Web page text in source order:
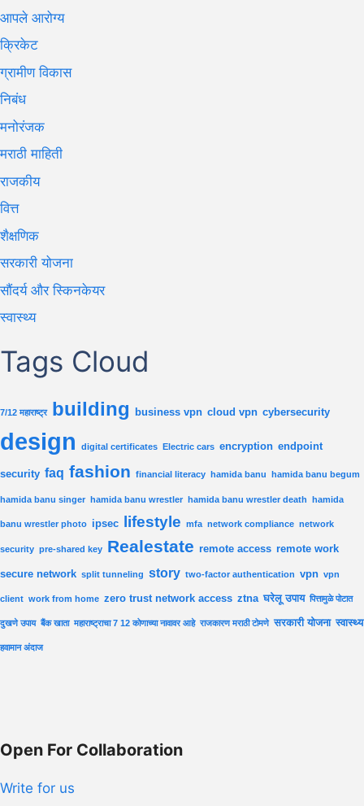
आपले आरोग्य
क्रिकेट
ग्रामीण विकास
निबंध
मनोरंजक
मराठी माहिती
राजकीय
वित्त
शैक्षणिक
सरकारी योजना
सौंदर्य और स्किनकेयर
स्वास्थ्य
Tags Cloud
7/12 महाराष्ट्र building business vpn cloud vpn cybersecurity
design digital certificates Electric cars encryption endpoint
security faq fashion financial literacy hamida banu hamida banu begum
hamida banu singer hamida banu wrestler hamida banu wrestler death hamida
banu wrestler photo ipsec lifestyle mfa network compliance network
security pre-shared key Realestate remote access remote work
secure network split tunneling story two-factor authentication vpn vpn
client work from home zero trust network access ztna घरेलू उपाय पित्तामुळे पोटात
दुखणे उपाय बैंक खाता महाराष्ट्राचा 7 12 कोणाच्या नावावर आहे राजकारण मराठी टोमणे सरकारी योजना स्वास्थ्य
हवामान अंदाज
Open For Collaboration
Write for us